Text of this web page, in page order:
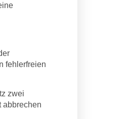
fehlerfreien
zwei
abbrechen